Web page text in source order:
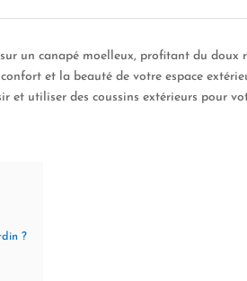
un canapé moelleux, profitant du doux
et la beauté de votre espace
et utiliser des coussins extérieurs pour
?